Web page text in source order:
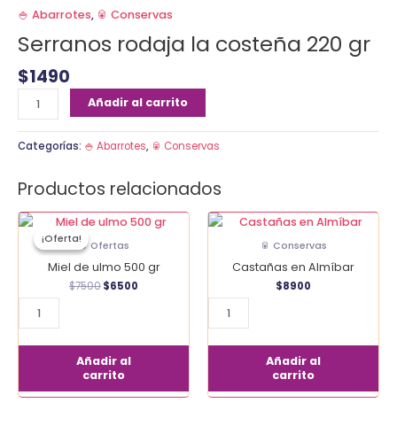
🍚 Abarrotes, 🥫 Conservas
Serranos rodaja la costeña 220 gr
$1490
Añadir al carrito
Categorías: 🍚 Abarrotes, 🥫 Conservas
Productos relacionados
¡Oferta!
¡Oferta!
🔥 Ofertas
Miel de ulmo 500 gr
$7500
El
precio
original
$7500.
$6500
El
precio
$6500.
Miel
ulmo
gr
cantidad
Añadir al
carrito
🥫 Conservas
Castañas en Almíbar
$8900
Castañas
Añadir al
carrito